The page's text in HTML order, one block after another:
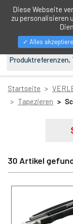
anzeigen/
Startseite
Tapezieren
30 Artikel
Diese Webseite
zu personalisieren
Alles